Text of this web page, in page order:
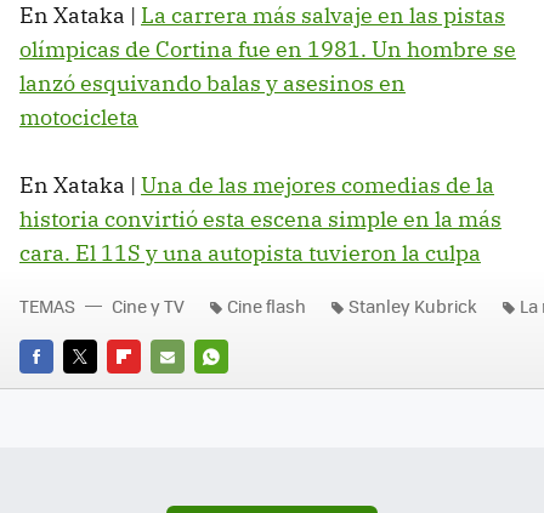
En Xataka | La carrera más salvaje en las pistas
olímpicas de Cortina fue en 1981. Un hombre se
lanzó esquivando balas y asesinos en
motocicleta
En Xataka | Una de las mejores comedias de la
historia convirtió esta escena simple en la más
cara. El 11S y una autopista tuvieron la culpa
FACEBOOK
TWITTERFLIPBOARD
E-
WHATSAPP
TEMAS Cine y TV Cine flash Stanley Kubrick